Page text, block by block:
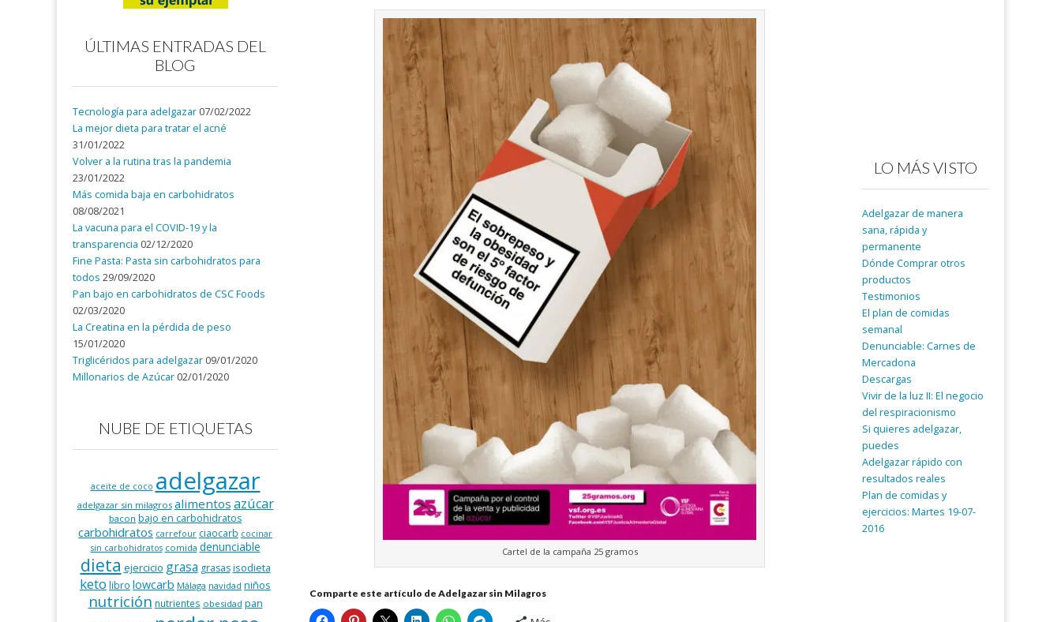
Cartel de la campaña 25 gramos
Comparte este artículo de Adelgazar sin Milagros
ÚLTIMAS ENTRADAS DEL
BLOG
Tecnología para adelgazar 07/02/2022
La mejor dieta para tratar el acné
31/01/2022
Volver a la rutina tras la pandemia
23/01/2022
Más comida baja en carbohidratos
08/08/2021
La vacuna para el COVID-19 y la
transparencia 02/12/2020
Fine Pasta: Pasta sin carbohidratos para
todos 29/09/2020
Pan bajo en carbohidratos de CSC Foods
02/03/2020
La Creatina en la pérdida de peso
15/01/2020
Triglicéridos para adelgazar 09/01/2020
Millonarios de Azúcar 02/01/2020
NUBE DE ETIQUETAS
aceite de coco adelgazar
adelgazar sin milagros alimentos azúcar
bacon bajo en carbohidratos
carbohidratos carrefour ciaocarb cocinar
sin carbohidratos comida denunciable
dieta ejercicio grasa grasas isodieta
keto libro lowcarb Málaga navidad niños
nutrición nutrientes obesidad pan
LO MÁS VISTO
Adelgazar de manera
sana, rápida y
permanente
Dónde Comprar otros
productos
Testimonios
El plan de comidas
semanal
Denunciable: Carnes de
Mercadona
Descargas
Vivir de la luz II: El negocio
del respiracionismo
Si quieres adelgazar,
puedes
Adelgazar rápido con
resultados reales
Plan de comidas y
ejercicios: Martes 19-07-
2016